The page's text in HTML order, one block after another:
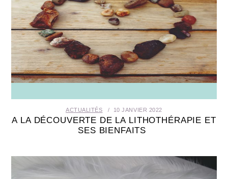
ACTUALITÉS 10 JANVIER 2022
A LA DÉCOUVERTE DE LA LITHOTHÉRAPIE ET
SES BIENFAITS